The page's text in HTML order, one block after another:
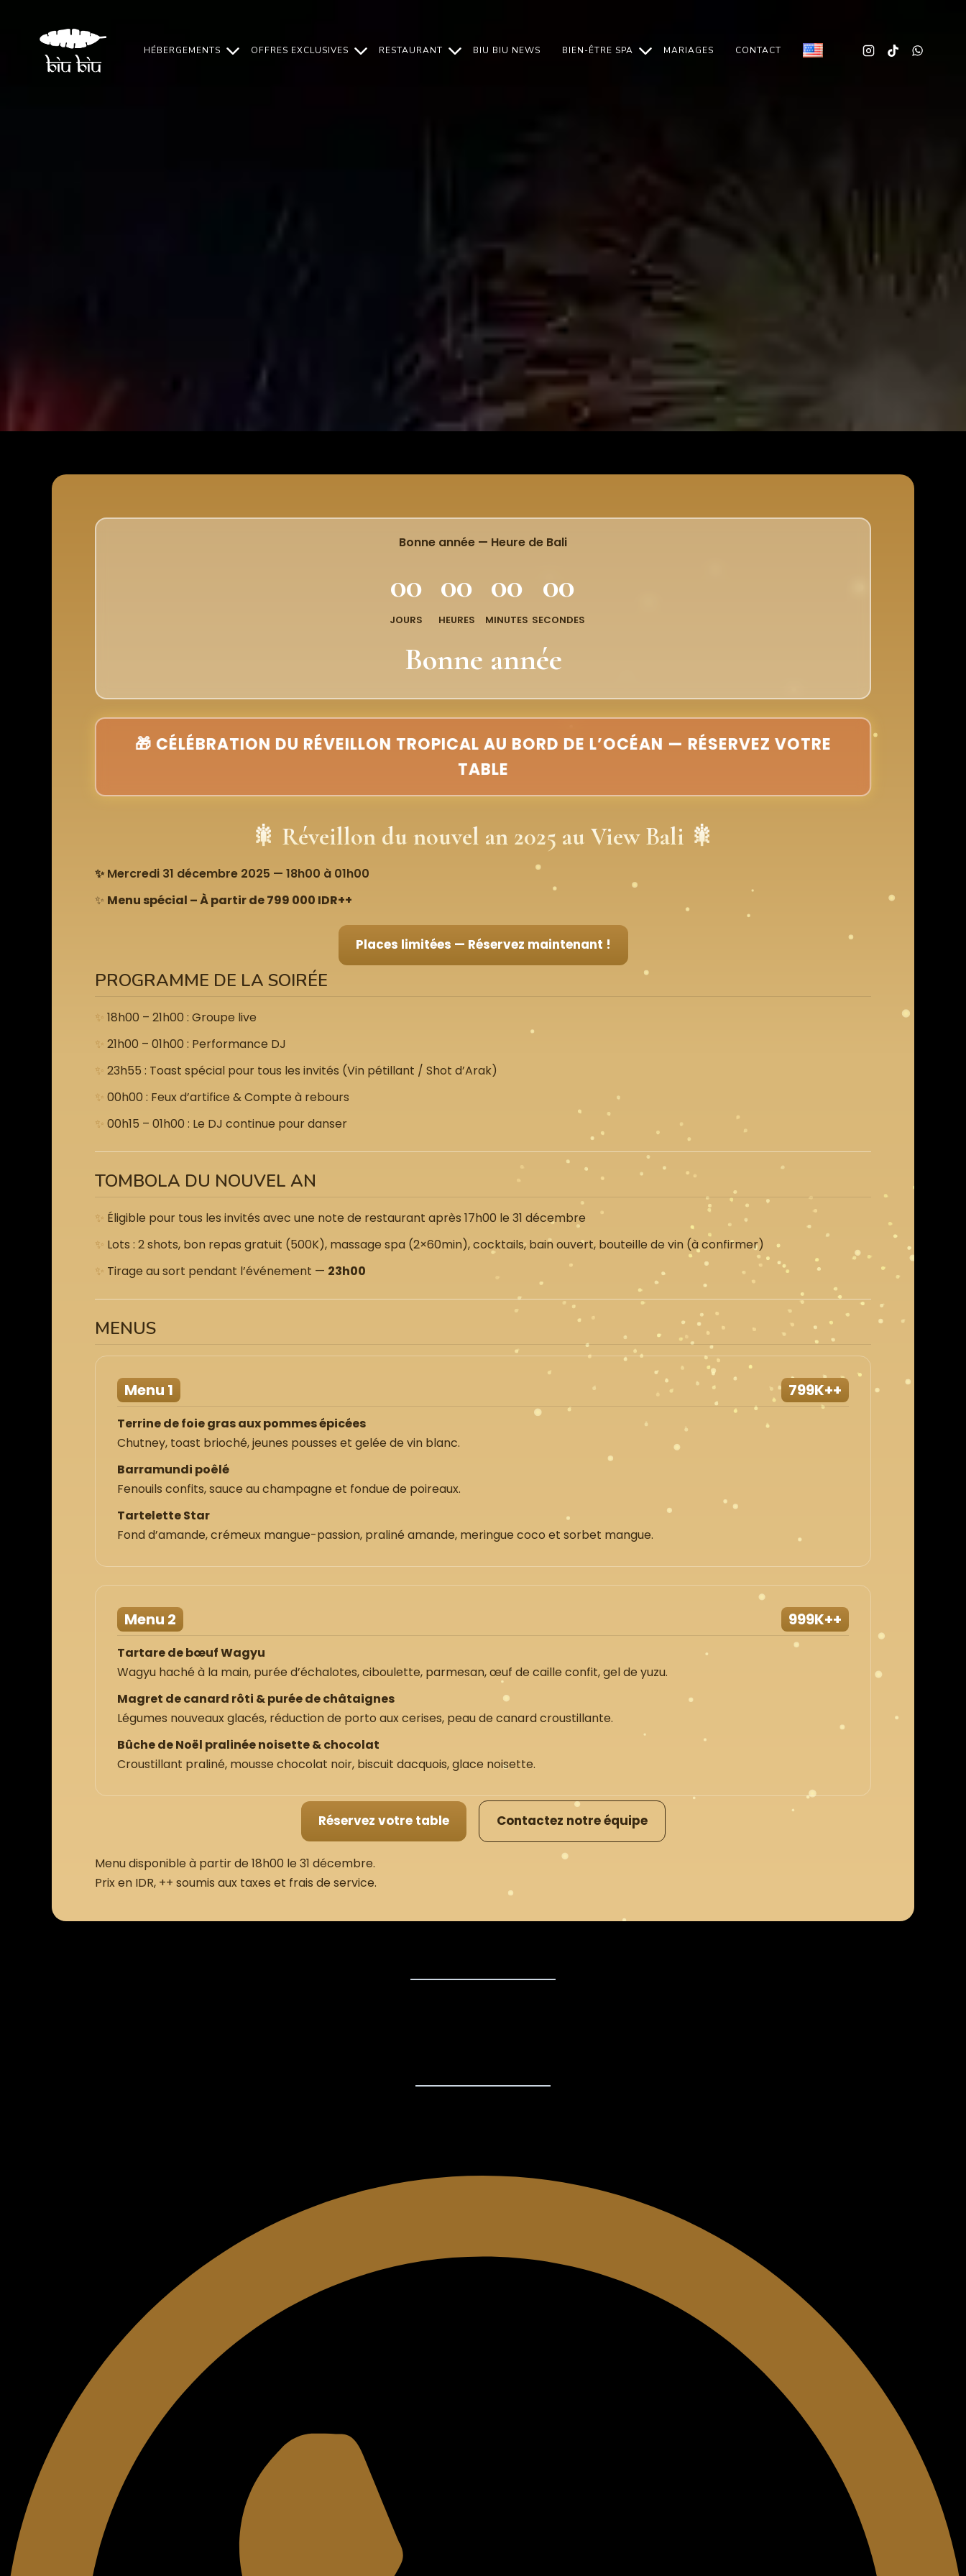
contenu
HÉBERGEMENTS OFFRES EXCLUSIVES RESTAURANT BIU BIU NEWS BIEN-ÊTRE SPA MARIAGES CONTACT
Bonne année — Heure de Bali
00
JOURS
00
HEURES
00
MINUTES
00
SECONDES
Bonne année
🎁 CÉLÉBRATION DU RÉVEILLON TROPICAL AU BORD DE L’OCÉAN — RÉSERVEZ VOTRE
TABLE
🎇 Réveillon du nouvel an 2025 au View Bali 🎇
✨ Mercredi 31 décembre 2025 — 18h00 à 01h00
✨ Menu spécial – À partir de 799 000 IDR++
Places limitées — Réservez maintenant !
PROGRAMME DE LA SOIRÉE
18h00 – 21h00 : Groupe live
21h00 – 01h00 : Performance DJ
23h55 : Toast spécial pour tous les invités (Vin pétillant / Shot d’Arak)
00h00 : Feux d’artifice & Compte à rebours
00h15 – 01h00 : Le DJ continue pour danser
TOMBOLA DU NOUVEL AN
Éligible pour tous les invités avec une note de restaurant après 17h00 le 31 décembre
Lots : 2 shots, bon repas gratuit (500K), massage spa (2×60min), cocktails, bain ouvert, bouteille de vin (à confirmer)
Tirage au sort pendant l’événement — 23h00
MENUS
Menu 1 799K++
Terrine de foie gras aux pommes épicées
Chutney, toast brioché, jeunes pousses et gelée de vin blanc.
Barramundi poêlé
Fenouils confits, sauce au champagne et fondue de poireaux.
Tartelette Star
Fond d’amande, crémeux mangue-passion, praliné amande, meringue coco et sorbet mangue.
Menu 2 999K++
Tartare de bœuf Wagyu
Wagyu haché à la main, purée d’échalotes, ciboulette, parmesan, œuf de caille confit, gel de yuzu.
Magret de canard rôti & purée de châtaignes
Légumes nouveaux glacés, réduction de porto aux cerises, peau de canard croustillante.
Bûche de Noël pralinée noisette & chocolat
Croustillant praliné, mousse chocolat noir, biscuit dacquois, glace noisette.
Réservez votre table Contactez notre équipe
Menu disponible à partir de 18h00 le 31 décembre.
Prix en IDR, ++ soumis aux taxes et frais de service.